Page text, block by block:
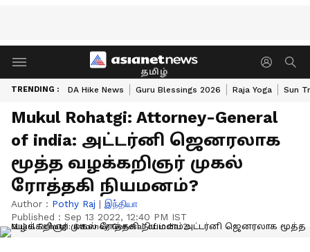
தமிழ்
TRENDING : DA Hike News Guru Blessings 2026 Raja Yoga Sun
Mukul Rohatgi: Attorney-General
of india: அட்டர்னி ஜெனரலாக
மூத்த வழக்கறிஞர் முகல்
ரோத்தகி நியமனம்?
Author : Pothy Raj | இந்தியா
Published : Sep 13 2022, 12:40 PM IST